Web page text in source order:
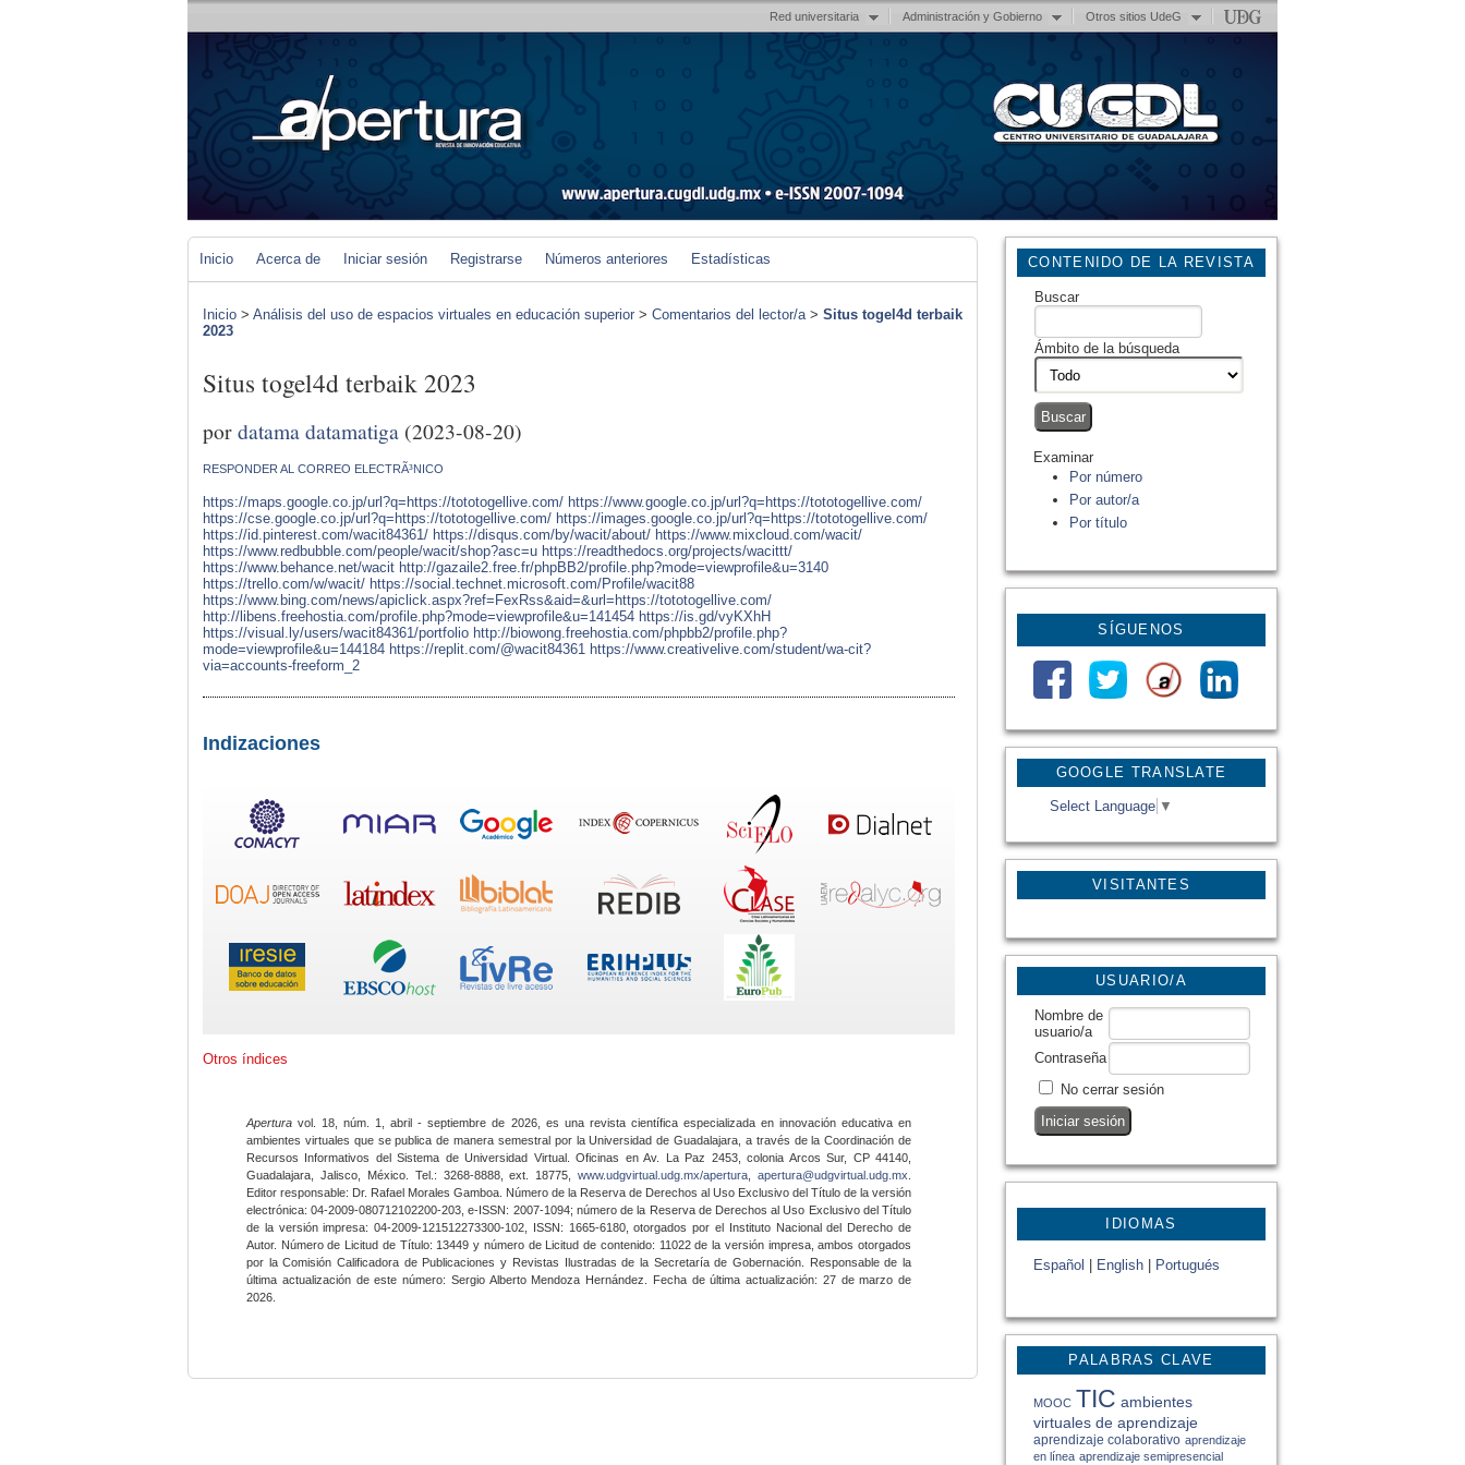
Red universitaria Administración y Gobierno Otros sitios UdeG
GOOGLE TRANSLATE
Select Language ▼
VISITANTES
CONTENIDO DE LA REVISTA
Buscar
Ámbito de la búsqueda
Examinar
Por número
Por autor/a
Por título
SÍGUENOS
USUARIO/A
Nombre de
usuario/a
Contraseña
No cerrar sesión
IDIOMAS
Español English Portugués
PALABRAS CLAVE
MOOC TIC ambientes
virtuales de aprendizaje
aprendizaje colaborativo aprendizaje
en línea aprendizaje semipresencial
Inicio Acerca de Iniciar sesión Registrarse Números anteriores Estadísticas
Inicio > Análisis del uso de espacios virtuales en educación superior > Comentarios del lector/a> Situs togel4d terbaik
2023
Situs togel4d terbaik 2023
pordatama datamatiga (2023-08-20)
RESPONDER AL CORREO ELECTRÃ³NICO
https://maps.google.co.jp/url?q=https://tototogellive.com/ https://www.google.co.jp/url?q=https://tototogellive.com/
https://cse.google.co.jp/url?q=https://tototogellive.com/ https://images.google.co.jp/url?q=https://tototogellive.com/
https://id.pinterest.com/wacit84361/ https://disqus.com/by/wacit/about/ https://www.mixcloud.com/wacit/
https://www.redbubble.com/people/wacit/shop?asc=u https://readthedocs.org/projects/wacittt/
https://www.behance.net/wacit http://gazaile2.free.fr/phpBB2/profile.php?mode=viewprofile&u=3140
https://trello.com/w/wacit/ https://social.technet.microsoft.com/Profile/wacit88
https://www.bing.com/news/apiclick.aspx?ref=FexRss&aid=&url=https://tototogellive.com/
http://libens.freehostia.com/profile.php?mode=viewprofile&u=141454 https://is.gd/vyKXhH
https://visual.ly/users/wacit84361/portfolio http://biowong.freehostia.com/phpbb2/profile.php?
mode=viewprofile&u=144184 https://replit.com/@wacit84361 https://www.creativelive.com/student/wa-cit?
via=accounts-freeform_2
Indizaciones
Otros índices
Apertura vol. 18, núm. 1, abril - septiembre de 2026, es una revista científica especializada en innovación educativa en
ambientes virtuales que se publica de manera semestral por la Universidad de Guadalajara, a través de la Coordinación de
Recursos Informativos del Sistema de Universidad Virtual. Oficinas en Av. La Paz 2453, colonia Arcos Sur, CP 44140,
Guadalajara, Jalisco, México. Tel.: 3268-8888, ext. 18775,www.udgvirtual.udg.mx/apertura apertura@udgvirtual.udg.mx
Editor responsable: Dr. Rafael Morales Gamboa. Número de la Reserva de Derechos al Uso Exclusivo del Título de la versión
electrónica: 04-2009-080712102200-203, e-ISSN: 2007-1094; número de la Reserva de Derechos al Uso Exclusivo del Título
de la versión impresa: 04-2009-121512273300-102, ISSN: 1665-6180, otorgados por el Instituto Nacional del Derecho de
Autor. Número de Licitud de Título: 13449 y número de Licitud de contenido: 11022 de la versión impresa, ambos otorgados
por la Comisión Calificadora de Publicaciones y Revistas Ilustradas de la Secretaría de Gobernación. Responsable de la
última actualización de este número: Sergio Alberto Mendoza Hernández. Fecha de última actualización: 27 de marzo de
2026.